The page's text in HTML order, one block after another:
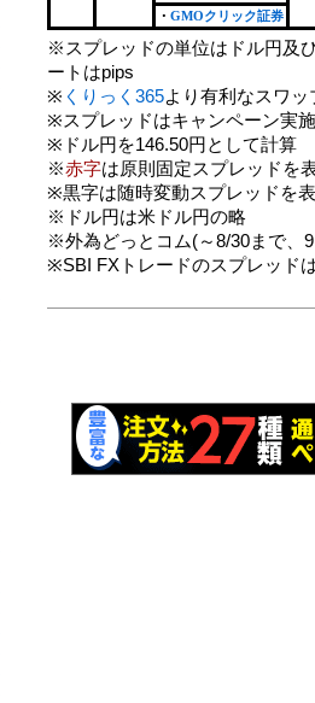
・ GMOクリック証券
※スプレッドの単位はドル円及
ートはpips
※ くりっく365より有利なスワッ
※スプレッドはキャンペーン実
※ドル円を146.50円として計算
※赤字は原則固定スプレッドを
※黒字は随時変動スプレッドを
※ドル円は米ドル円の略
※外為どっとコム(～8/30まで、
※SBI FXトレードのスプレッド